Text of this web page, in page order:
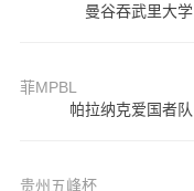
曼谷吞武里大学
菲MPBL
帕拉纳克爱国者队
贵州五峰杯